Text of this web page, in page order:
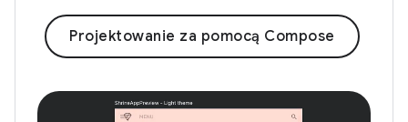
Projektowanie za pomocą Compose